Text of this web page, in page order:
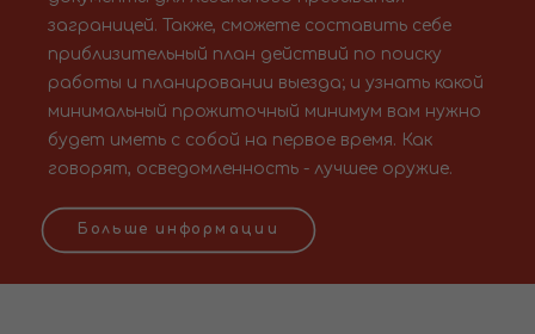
заграницей. Также, сможете составить себе
приблизительный план действий по поиску
работы и планировании выезда; и узнать какой
минимальный прожиточный минимум вам нужно
будет иметь с собой на первое время. Как
говорят, осведомленность - лучшее оружие.
Больше информации